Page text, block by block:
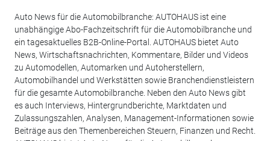
Auto News für die Automobilbranche: AUTOHAUS ist eine
unabhängige Abo-Fachzeitschrift für die Automobilbranche und
ein tagesaktuelles B2B-Online-Portal. AUTOHAUS bietet Auto
News, Wirtschaftsnachrichten, Kommentare, Bilder und Videos
zu Automodellen, Automarken und Autoherstellern,
Automobilhandel und Werkstätten sowie Branchendienstleistern
für die gesamte Automobilbranche. Neben den Auto News gibt
es auch Interviews, Hintergrundberichte, Marktdaten und
Zulassungszahlen, Analysen, Management-Informationen sowie
Beiträge aus den Themenbereichen Steuern, Finanzen und Recht.